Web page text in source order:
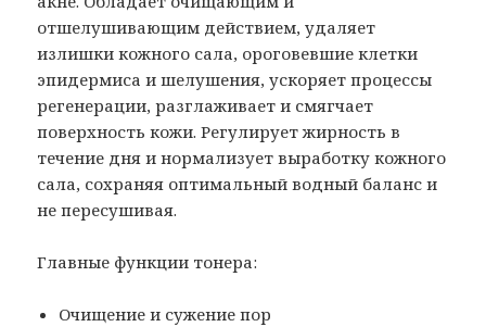
отшелушивающим действием, удаляет
излишки кожного сала, ороговевшие клетки
эпидермиса и шелушения, ускоряет процессы
регенерации, разглаживает и смягчает
поверхность кожи. Регулирует жирность в
течение дня и нормализует выработку кожного
сала, сохраняя оптимальный водный баланс и
не пересушивая.
Главные функции тонера:
Очищение и сужение пор